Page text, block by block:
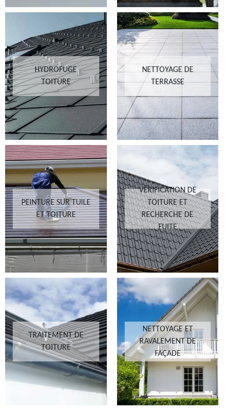
HYDROFUGE
TOITURE
NETTOYAGE DE
TERRASSE
PEINTURE SUR TUILE
ET TOITURE
VÉRIFICATION DE
TOITURE ET
RECHERCHE DE
FUITE
TRAITEMENT DE
TOITURE
NETTOYAGE ET
RAVALEMENT DE
FAÇADE